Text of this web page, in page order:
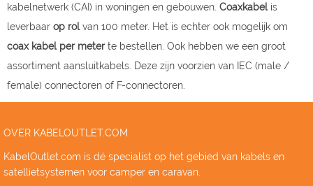
kabelnetwerk (CAI) in woningen en gebouwen. Coaxkabelis
leverbaar op rolvan 100 meter. Het is echter ook mogelijk om
coax kabel per meterte bestellen. Ook hebben we een groot
assortiment aansluitkabels. Deze zijn voorzien van IEC (male /
female) connectoren of F-connectoren.
OVER KABELOUTLET.COM
KabelOutlet.com is dé specialist op het gebied van kabels en
satellietsystemen voor camper en caravan.